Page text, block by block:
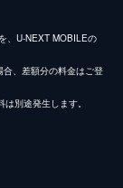
、U-NEXT MOBILEの
、差額分の料金はご登
別途発生します。